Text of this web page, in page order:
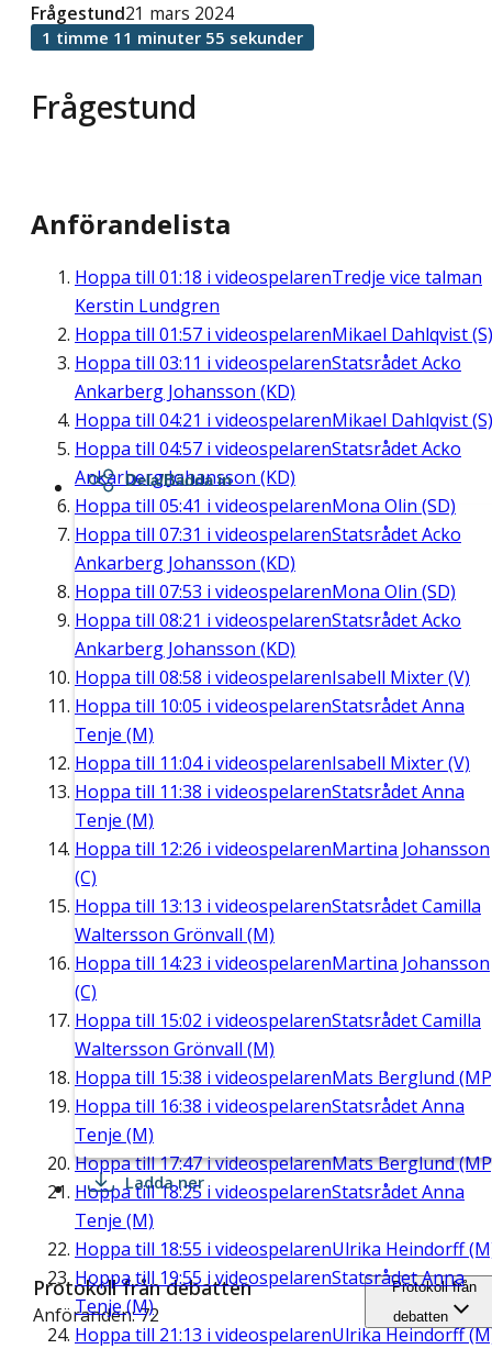
Frågestund
Frågestund21 mars 2024
1 timme 11 minuter 55 sekunder
Anförandelista
Hoppa till 01:18 i videospelarenTredje vice talman
Kerstin Lundgren
Hoppa till 01:57 i videospelarenMikael Dahlqvist (S)
Hoppa till 03:11 i videospelarenStatsrådet Acko
Ankarberg Johansson (KD)
Hoppa till 04:21 i videospelarenMikael Dahlqvist (S)
Hoppa till 04:57 i videospelarenStatsrådet Acko
Ankarberg Johansson (KD)
Hoppa till 05:41 i videospelarenMona Olin (SD)
Hoppa till 07:31 i videospelarenStatsrådet Acko
Ankarberg Johansson (KD)
Hoppa till 07:53 i videospelarenMona Olin (SD)
Hoppa till 08:21 i videospelarenStatsrådet Acko
Ankarberg Johansson (KD)
Hoppa till 08:58 i videospelarenIsabell Mixter (V)
Hoppa till 10:05 i videospelarenStatsrådet Anna
Tenje (M)
Hoppa till 11:04i videospelarenIsabell Mixter (V)
Hoppa till 11:38 i videospelarenStatsrådet Anna
Tenje (M)
Hoppa till 12:26 i videospelarenMartina Johansson
(C)
Hoppa till 13:13 i videospelarenStatsrådet Camilla
Waltersson Grönvall (M)
Hoppa till 14:23 i videospelarenMartina Johansson
(C)
Hoppa till 15:02 i videospelarenStatsrådet Camilla
Waltersson Grönvall (M)
Hoppa till 15:38 i videospelarenMats Berglund
Hoppa till 16:38 i videospelarenStatsrådet Anna
Tenje (M)
Hoppa till17:47i videospelarenMats Berglund
Hoppa till18:25 i videospelarenStatsrådet Anna
Tenje (M)
Hoppa till 18:55 i videospelarenUlrika Heindorff
Hoppa till 19:55 i videospelarenStatsrådet Anna
Tenje (M)
Hoppa till 21:13 i videospelarenUlrika Heindorff
Dela/Bädda in
Ladda ner
Protokoll från debatten
Anföranden: 72
Protokoll från
debatten